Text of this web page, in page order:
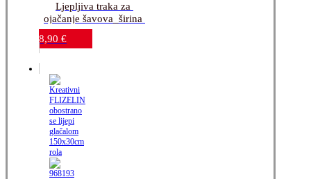
Ljepljiva traka za
ojačanje šavova_širina
10mm_10m_bijela
8,90 €